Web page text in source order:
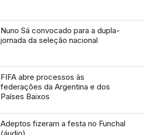
Nuno Sá convocado para a dupla-
jornada da seleção nacional
FIFA abre processos às
federações da Argentina e dos
Países Baixos
Adeptos fizeram a festa no Funchal